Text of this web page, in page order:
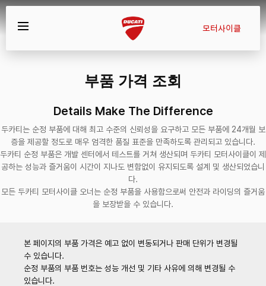
모터사이클
부품 가격 조회
Details Make The Difference
두카티는 순정 부품에 대해 최고 수준의 신뢰성을 요구하고 모든 부품에 24개월 보
증을 제공할 정도로 매우 엄격한 품질 표준을 만족하도록 관리되고 있습니다.
두카티 순정 부품은 개발 센터에서 테스트를 거쳐 생산되며 두카티 모터사이클이 제
공하는 성능과 즐거움이 시간이 지나도 변함없이 유지되도록 설계 및 생산되었습니
다.
모든 두카티 모터사이클 오너는 순정 부품을 사용함으로써 안전과 라이딩의 즐거움
을 보장받을 수 있습니다.
본 페이지의 부품 가격은 예고 없이 변동되거나 판매 단위가 변경될
수 있습니다.
순정 부품의 부품 번호는 성능 개선 및 기타 사유에 의해 변경될 수
있습니다.